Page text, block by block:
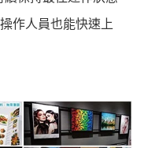
作人員也能快速上